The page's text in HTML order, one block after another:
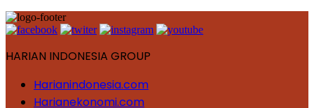
HARIAN INDONESIA GROUP
Harianindonesia.com
Harianekonomi.com